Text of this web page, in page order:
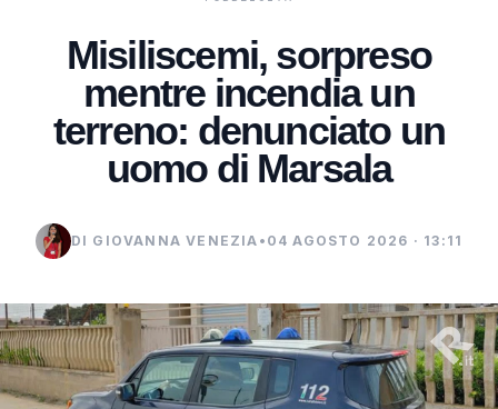
Misiliscemi, sorpreso
mentre incendia un
terreno: denunciato un
uomo di Marsala
DI GIOVANNA VENEZIA • 04 AGOSTO 2026 · 13:11